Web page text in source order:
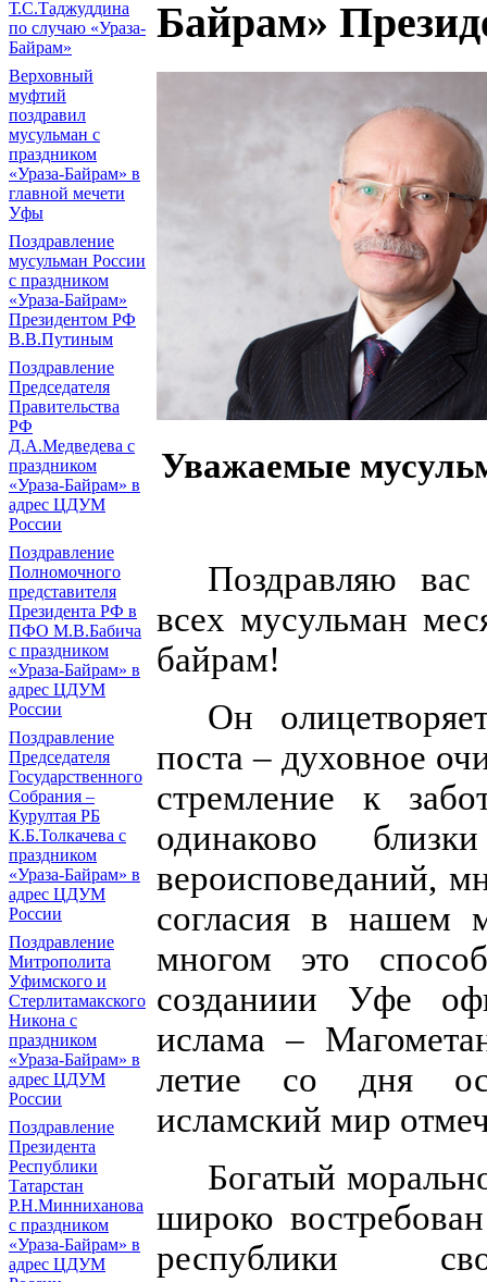
Т.С.Таджуддина
по случаю «Ураза-
Байрам»
Верховный
муфтий
поздравил
мусульман с
праздником
«Ураза-Байрам» в
главной мечети
Уфы
Поздравление
мусульман России
с праздником
«Ураза-Байрам»
Президентом РФ
В.В.Путиным
Поздравление
Председателя
Правительства
РФ
Д.А.Медведева с
праздником
«Ураза-Байрам» в
адрес ЦДУМ
России
Поздравление
Полномочного
представителя
Президента РФ в
ПФО М.В.Бабича
с праздником
«Ураза-Байрам» в
адрес ЦДУМ
России
Поздравление
Председателя
Государственного
Собрания –
Курултая РБ
К.Б.Толкачева с
праздником
«Ураза-Байрам» в
адрес ЦДУМ
России
Поздравление
Митрополита
Уфимского и
Стерлитамакского
Никона с
праздником
«Ураза-Байрам» в
адрес ЦДУМ
России
Поздравление
Президента
Республики
Татарстан
Р.Н.Минниханова
с праздником
«Ураза-Байрам» в
адрес ЦДУМ
Байрам»
Уважаемые
Поздравляю
всех мусульман
байрам!
Он
поста – духовное
стремление к
одинаково
вероисповеданий,
согласия в нашем
многом это
созданиии Уфе
ислама –
летие со дня
исламский мир
Богатый
широко
республики